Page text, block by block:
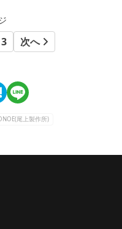
3 次へ
尾上製作所)